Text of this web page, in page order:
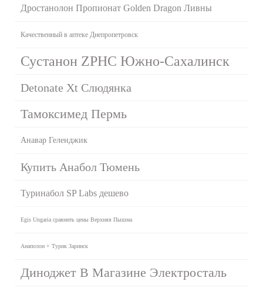
Дростанолон Пропионат Golden Dragon Ливны
Качественный в аптеке Днепропетровск
Сустанон ZPHC Южно-Сахалинск
Detonate Xt Слюдянка
Тамоксимед Пермь
Анавар Геленджик
Купить Анабол Тюмень
Туринабол SP Labs дешево
Egis Ungaria сравнить цены Верхняя Пышма
Анаполон + Турик Заринск
Диноджет В Магазине Электросталь